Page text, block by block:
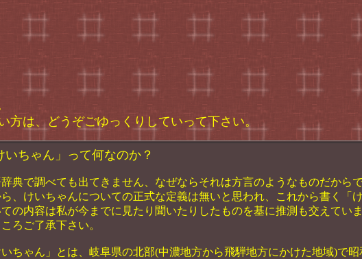
は、どうぞごゆっくりしていって下さい。
ちゃん」って何なのか？
典で調べても出てきません、なぜならそれは方言のようなものだからで
、けいちゃんについての正式な定義は無いと思われ、これから書く「け
の内容は私が今までに見たり聞いたりしたものを基に推測も交えてい
ろご了承下さい。
ちゃん」とは、岐阜県の北部(中濃地方から飛騨地方にかけた地域)で昭